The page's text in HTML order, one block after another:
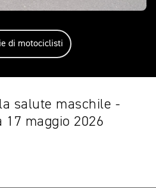
di motociclisti
salute maschile -
17 maggio 2026